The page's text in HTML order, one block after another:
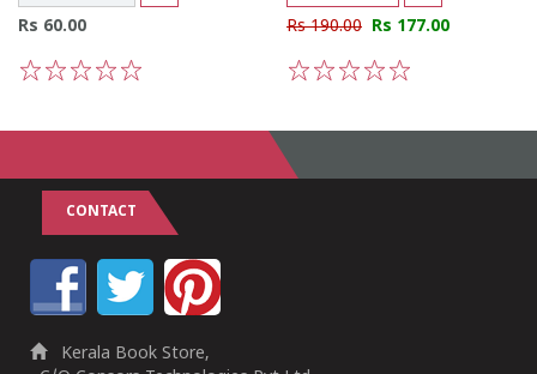
Rs 60.00
Rs 190.00 Rs 177.00
CONTACT
Kerala Book Store,